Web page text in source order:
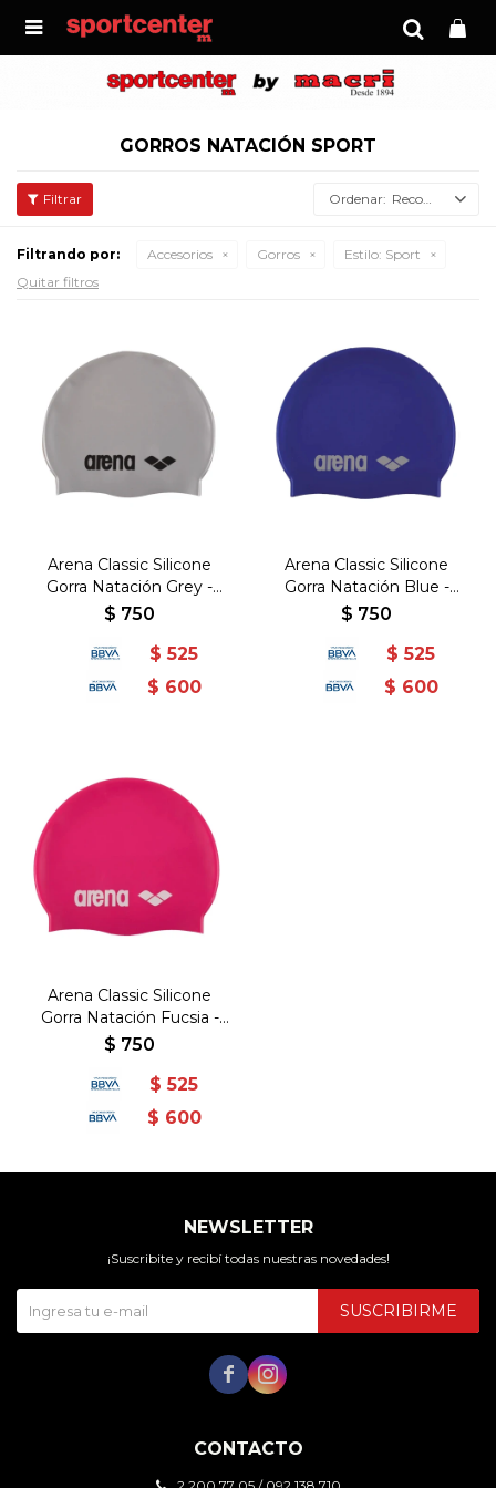

GORROS NATACIÓN SPORT
Recomendados
Filtrando por: Accesorios Gorros Estilo: Sport
Quitar filtros
Arena Classic Silicone
Gorra Natación Grey -
Gris-Negro
$ 750
$ 525
$ 600
Arena Classic Silicone
Gorra Natación Blue -
Royal-Blanco
$ 750
$ 525
$ 600
Arena Classic Silicone
Gorra Natación Fucsia -
Fucsia-Blanco
$ 750
$ 525
$ 600
CONTACTO
NEWSLETTER
¡Suscribite y recibí todas nuestras novedades!
SUSCRIBIRME
 